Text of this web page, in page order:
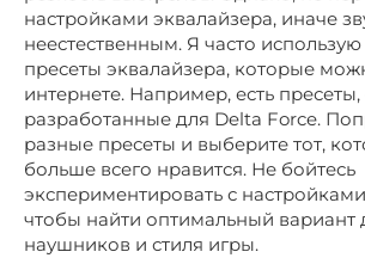
настройками эквалайзера, иначе
неестественным. Я часто
пресеты эквалайзера, которые
интернете. Например, есть
разработанные для Delta Force.
разные пресеты и выберите тот,
больше всего нравится. Не бойтесь
экспериментировать с
чтобы найти оптимальный вариант
наушников и стиля игры.